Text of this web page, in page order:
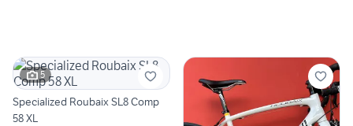
5
Specialized Roubaix SL8 Comp
58 XL